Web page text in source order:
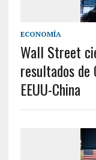
ECONOMÍA
Wall Street
resultados de
EEUU-China